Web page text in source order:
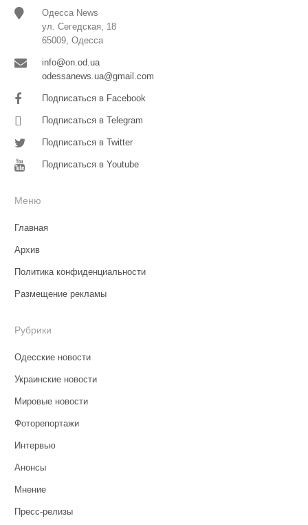
Одесса News
ул. Сегедская, 18
65009, Одесса
info@on.od.ua
odessanews.ua@gmail.com
Подписаться в Facebook
Подписаться в Telegram
Подписаться в Twitter
Подписаться в Youtube
Меню
Главная
Архив
Политика конфиденциальности
Размещение рекламы
Рубрики
Одесские новости
Украинские новости
Мировые новости
Фоторепортажи
Интервью
Анонсы
Мнение
Пресс-релизы